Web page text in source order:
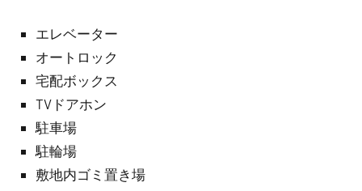
エレベーター
オートロック
宅配ボックス
TVドアホン
駐車場
駐輪場
敷地内ゴミ置き場